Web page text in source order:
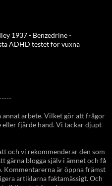
1937 - Benzedrine-
ADHD testet för vuxna
arbete. Vilket gör att frågor
fjärde hand. Vi tackar djupt
och vi rekommenderar den som
gärna blogga själv i ämnet och få
Kommentarerna är öppna främst
artiklarna faktamässigt. Och